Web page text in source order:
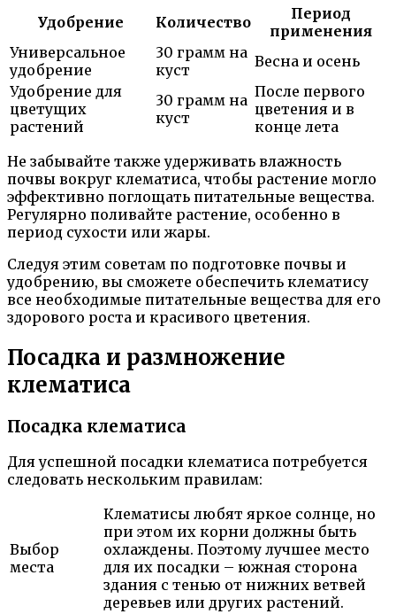
Удобрение Количество
Период
применения
Универсальное
удобрение
30 грамм на
куст
Весна и осень
Удобрение для
цветущих
растений
30 грамм на
куст
После первого
цветения и в
конце лета
Не забывайте также удерживать влажность
почвы вокруг клематиса, чтобы растение могло
эффективно поглощать питательные вещества.
Регулярно поливайте растение, особенно в
период сухости или жары.
Следуя этим советам по подготовке почвы и
удобрению, вы сможете обеспечить клематису
все необходимые питательные вещества для его
здорового роста и красивого цветения.
Посадка и размножение
клематиса
Посадка клематиса
Для успешной посадки клематиса потребуется
следовать нескольким правилам:
Выбор
места
Клематисы любят яркое солнце, но
при этом их корни должны быть
охлаждены. Поэтому лучшее место
для их посадки – южная сторона
здания с тенью от нижних ветвей
деревьев или других растений.